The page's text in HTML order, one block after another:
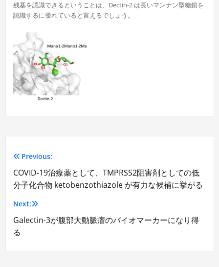
残基を認識できるということは、Dectin-2 は長いマンナン型糖鎖を
認識するに優れていると言えるでしょう。
投
稿
ナ
ビ
Previous:
COVID-19治療薬として、TMPRSS2阻害剤としての低
分子化合物 ketobenzothiazole が有力な候補に挙がる
Next:
Galectin-3が腹部大動脈瘤のバイオマーカーになり得
る